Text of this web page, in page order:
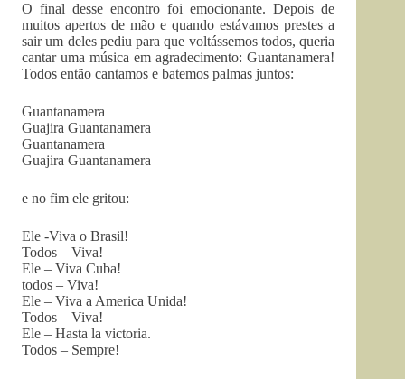
O final desse encontro foi emocionante. Depois de
muitos apertos de mão e quando estávamos prestes a
sair um deles pediu para que voltássemos todos, queria
cantar uma música em agradecimento: Guantanamera!
Todos então cantamos e batemos palmas juntos:
Guantanamera
Guajira Guantanamera
Guantanamera
Guajira Guantanamera
e no fim ele gritou:
Ele -Viva o Brasil!
Todos – Viva!
Ele – Viva Cuba!
todos – Viva!
Ele – Viva a America Unida!
Todos – Viva!
Ele – Hasta la victoria.
Todos – Sempre!